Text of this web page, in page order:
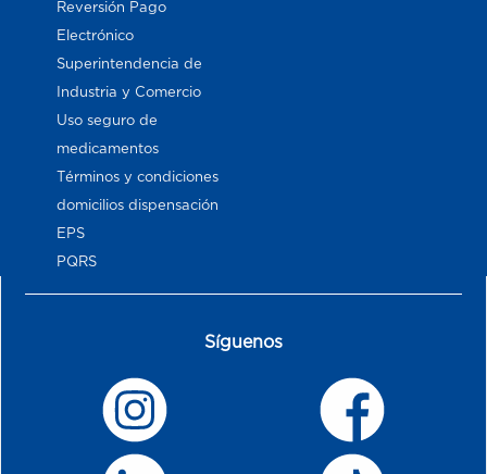
Reversión Pago
Electrónico
Superintendencia de
Industria y Comercio
Uso seguro de
medicamentos
Términos y condiciones
domicilios dispensación
EPS
PQRS
Síguenos